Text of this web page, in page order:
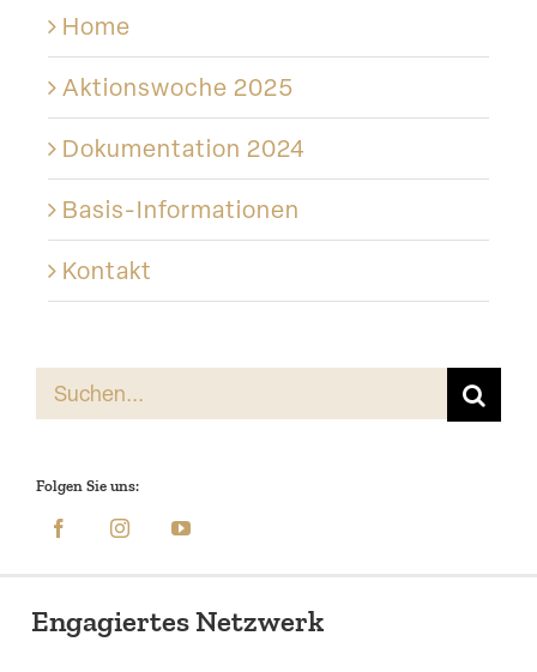
Home
Aktions­woche 2025
Dokumen­tation 2024
Basis-Informationen
Kontakt
Suche
nach:
Folgen Sie uns:
Engagiertes Netzwerk